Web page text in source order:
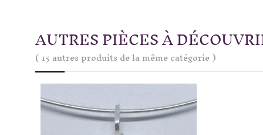
AUTRES PIÈCES À
( 15 autres produits de la même catégorie )